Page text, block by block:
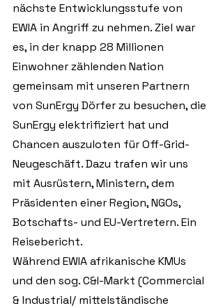
nächste Entwicklungsstufe von
EWIA in Angriff zu nehmen. Ziel war
es, in der knapp 28 Millionen
Einwohner zählenden Nation
gemeinsam mit unseren Partnern
von SunErgy Dörfer zu besuchen, die
SunErgy elektrifiziert hat und
Chancen auszuloten für Off-Grid-
Neugeschäft. Dazu trafen wir uns
mit Ausrüstern, Ministern, dem
Präsidenten einer Region, NGOs,
Botschafts- und EU-Vertretern. Ein
Reisebericht.
Während EWIA afrikanische KMUs
und den sog. C&I-Markt (Commercial
& Industrial/ mittelständische